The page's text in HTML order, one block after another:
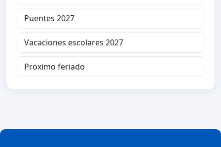
Puentes 2027
Vacaciones escolares 2027
Proximo feriado